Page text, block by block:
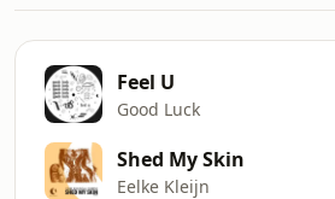
Feel U
Good Luck
Shed My Skin
Eelke Kleijn